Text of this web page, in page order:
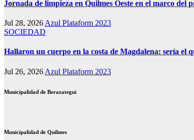
Jornada de limpieza en Quilmes Oeste en el marco del
Jul 28, 2026 Azul Plataform 2023
SOCIEDAD
Hallaron un cuerpo en la costa de Magdalena: sería el
Jul 26, 2026 Azul Plataform 2023
Municipalidad de Berazategui
Municipalidad de Quilmes